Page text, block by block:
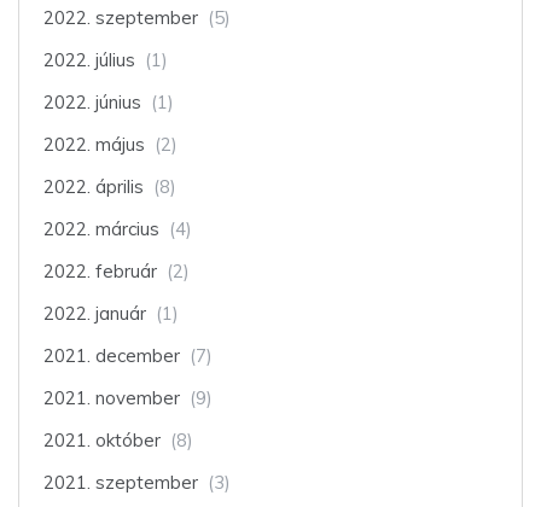
2022. szeptember (5)
2022. július (1)
2022. június (1)
2022. május (2)
2022. április (8)
2022. március (4)
2022. február (2)
2022. január (1)
2021. december (7)
2021. november (9)
2021. október (8)
2021. szeptember (3)